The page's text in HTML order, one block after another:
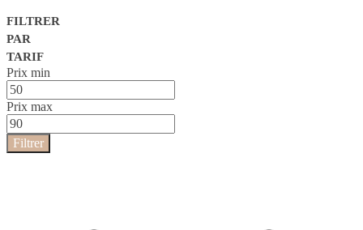
FILTRER
PAR
TARIF
Prix min
Prix max
Filtrer